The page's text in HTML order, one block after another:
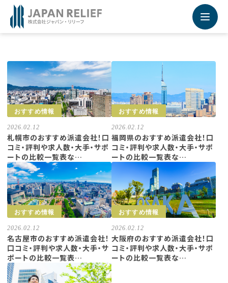
おすすめ情報
2026.02.12
札幌市のおすすめ派遣会社！口
コミ・評判や求人数・大手・サポ
ートの比較一覧表な…
おすすめ情報
2026.02.12
福岡県のおすすめ派遣会社！口
コミ・評判や求人数・大手・サポ
ートの比較一覧表な…
おすすめ情報
2026.02.12
名古屋市のおすすめ派遣会社！
口コミ・評判や求人数・大手・サ
ポートの比較一覧表…
おすすめ情報
2026.02.12
大阪府のおすすめ派遣会社！口
コミ・評判や求人数・大手・サポ
ートの比較一覧表な…
Recruiting Site - 採用サイト
未来を運ぶ運送業専門の求人転職情報サービス
採用サイトの詳細はこちらから